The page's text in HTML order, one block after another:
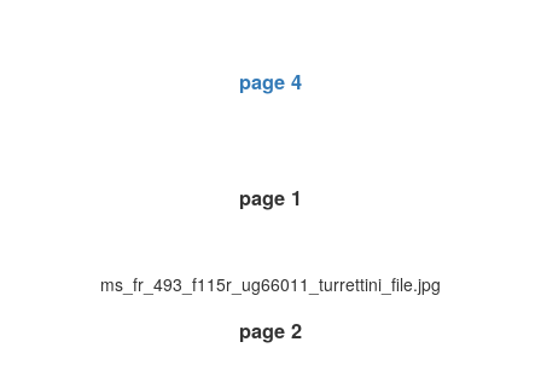
page 4
page 1
ms_fr_493_f115r_ug66011_turrettini_file.jpg
page 2